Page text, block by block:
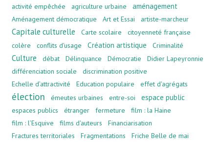
activité empêchée agriculture urbaine aménagement
Aménagement démocratique Art et Essai artiste-marcheur
Capitale culturelle Carte scolaire
citoyenneté française
colère
conflits d'usage Création artistique Criminalité
Culture débat Délinquance Démocratie
Didier Lapeyronnie
différenciation sociale
discrimination positive
Echelle d’attractivité
Education populaire effet d'agrégats
élection émeutes urbaines entre-soi espace public
espaces publics étranger fermeture
film : la Haine
film : l’Esquive
films d'auteurs
Financiarisation
Fractures territoriales
Fragmentations
Friche Belle de mai